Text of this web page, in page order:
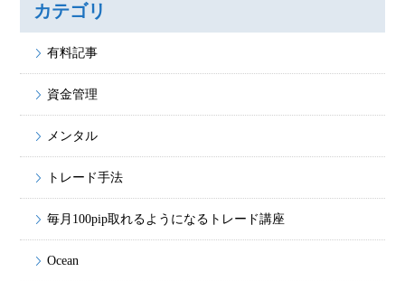
カテゴリ
有料記事
資金管理
メンタル
トレード手法
毎月100pip取れるようになるトレード講座
Ocean